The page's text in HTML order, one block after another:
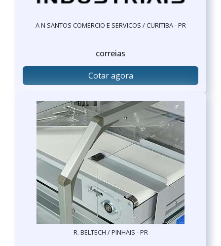
A N SANTOS COMERCIO E SERVICOS / CURITIBA - PR
correias
Cotar agora
R. BELTECH / PINHAIS - PR